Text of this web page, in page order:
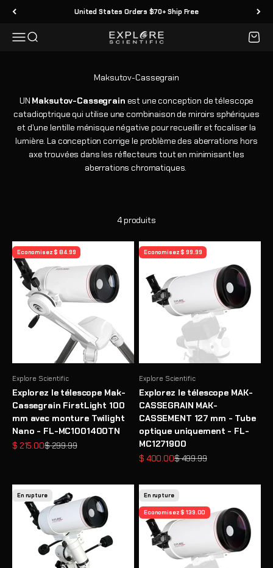
Passer au contenu United States Orders $70+ Ship Free
MenuRecherche Explore Scientific Panier
UN Maksutov-Cassegrain est une conception de télescope
catadioptrique qui utilise une combinaison de miroirs sphériques
et d'une lentille ménisque négative pour recueillir et focaliser la
lumière. La conception corrige le problème des aberrations hors
axe trouvées dans les réflecteurs tout en minimisant les
aberrations chromatiques.
4 produits
Economisez $ 84.99
Explore Scientific
Explorez le télescope Mak-
Cassegrain FirstLight 100
mm avec monture Twilight
Nano - FL-MC1001400TN
Prix de vente
$ 215.00Prix normal
$ 299.99
Economisez $ 99.99
Explore Scientific
Explorez le télescope MAK-
CASSEGRAIN MAK-
CASSEMENT 127 mm - Tube
optique uniquement - FL-
MC1271900
Prix de vente
$ 400.00Prix normal
$ 499.99
En rupture En rupture
Economisez $ 139.00